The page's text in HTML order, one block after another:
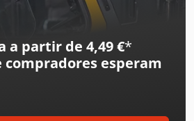
a partir de 4,49 €*
compradores esperam